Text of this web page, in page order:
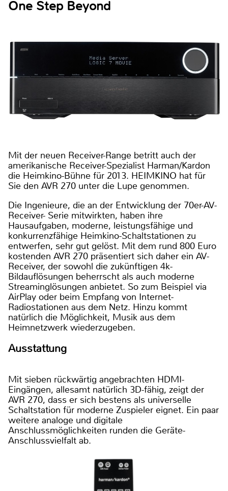
One Step Beyond
Mit der neuen Receiver-Range betritt auch der
amerikanische Receiver-Spezialist Harman/Kardon
die Heimkino-Bühne für 2013. HEIMKINO hat für
Sie den AVR 270 unter die Lupe genommen.
Die Ingenieure, die an der Entwicklung der 70er-AV-
Receiver- Serie mitwirkten, haben ihre
Hausaufgaben, moderne, leistungsfähige und
konkurrenzfähige Heimkino-Schaltstationen zu
entwerfen, sehr gut gelöst. Mit dem rund 800 Euro
kostenden AVR 270 präsentiert sich daher ein AV-
Receiver, der sowohl die zukünftigen 4k-
Bildauflösungen beherrscht als auch moderne
Streaminglösungen anbietet. So zum Beispiel via
AirPlay oder beim Empfang von Internet-
Radiostationen aus dem Netz. Hinzu kommt
natürlich die Möglichkeit, Musik aus dem
Heimnetzwerk wiederzugeben.
Ausstattung
Mit sieben rückwärtig angebrachten HDMI-
Eingängen, allesamt natürlich 3D-fähig, zeigt der
AVR 270, dass er sich bestens als universelle
Schaltstation für moderne Zuspieler eignet. Ein paar
weitere analoge und digitale
Anschlussmöglichkeiten runden die Geräte-
Anschlussvielfalt ab.